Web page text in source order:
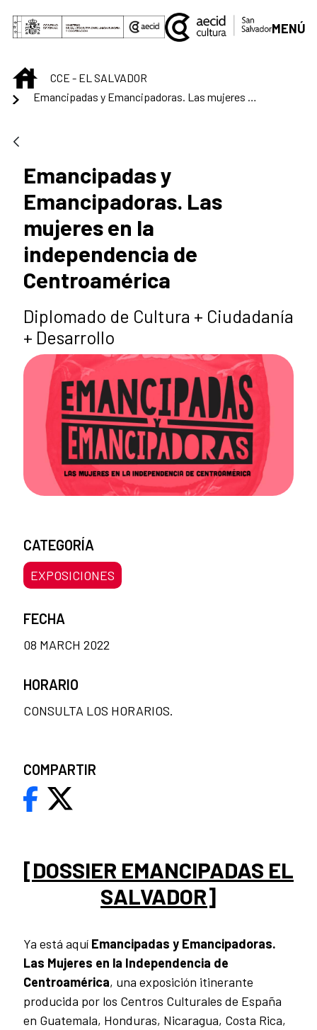
Skip to Main Content
MENÚ
INICIOCCE - EL SALVADOR
Emancipadas y
Emancipadoras. Las
mujeres en la
independencia de
Centroamérica
Diplomado de Cultura + Ciudadanía
+ Desarrollo
[DOSSIER EMANCIPADAS EL
SALVADOR]
Ya está aquí Emancipadas y Emancipadoras.
Las Mujeres en la Independencia de
Centroamérica, una exposición itinerante
producida por los Centros Culturales de España
en Guatemala, Honduras, Nicaragua, Costa Rica,
CATEGORÍA
EXPOSICIONES
FECHA
08 MARCH 2022
HORARIO
CONSULTA LOS HORARIOS.
COMPARTIR